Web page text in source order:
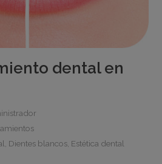
dental en
Dientes blancos, Estética dental